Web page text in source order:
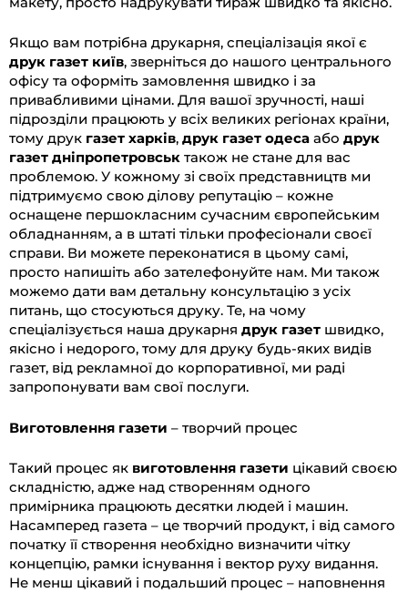
Якщо вам потрібна друкарня, спеціалізація якої є
друк газет київ, зверніться до нашого центрального
офісу та оформіть замовлення швидко і за
привабливими цінами. Для вашої зручності, наші
підрозділи працюють у всіх великих регіонах країни,
тому друк газет харків, друк газет одеса або друк
газет дніпропетровськ також не стане для вас
проблемою. У кожному зі своїх представництв ми
підтримуємо свою ділову репутацію – кожне
оснащене першокласним сучасним європейським
обладнанням, а в штаті тільки професіонали своєї
справи. Ви можете переконатися в цьому самі,
просто напишіть або зателефонуйте нам. Ми також
можемо дати вам детальну консультацію з усіх
питань, що стосуються друку. Те, на чому
спеціалізується наша друкарня друк газет швидко,
якісно і недорого, тому для друку будь-яких видів
газет, від рекламної до корпоративної, ми раді
запропонувати вам свої послуги.
Виготовлення газети – творчий процес
Такий процес як виготовлення газети цікавий своєю
складністю, адже над створенням одного
примірника працюють десятки людей і машин.
Насамперед газета – це творчий продукт, і від самого
початку її створення необхідно визначити чітку
концепцію, рамки існування і вектор руху видання.
Не менш цікавий і подальший процес – наповнення